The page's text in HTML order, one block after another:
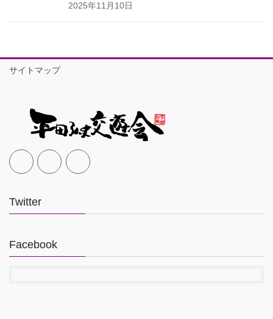
2025年11月10日
サイトマップ
Twitter
Facebook